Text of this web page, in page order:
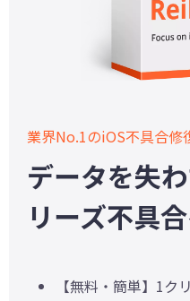
業界No.1のiOS不具合
データを失
リーズ不具
【無料・簡単】1